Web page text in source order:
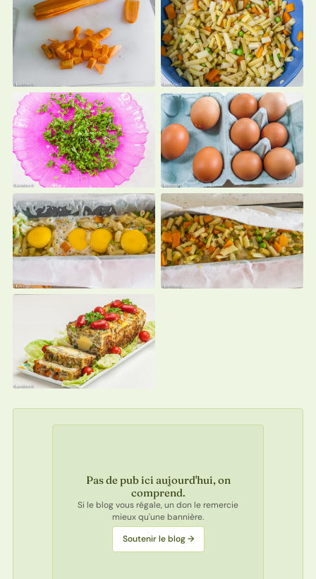
Pas de pub ici aujourd'hui, on
comprend.
Si le blog vous régale, un don le remercie
mieux qu'une bannière.
Soutenir le blog →